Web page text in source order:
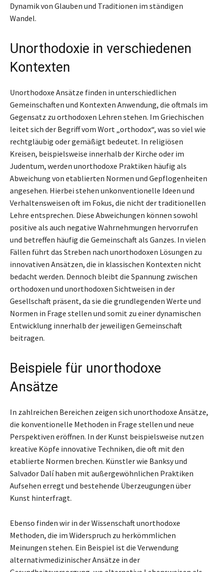
Dynamik von Glauben und Traditionen im ständigen
Wandel.
Unorthodoxie in verschiedenen
Kontexten
Unorthodoxe Ansätze finden in unterschiedlichen
Gemeinschaften und Kontexten Anwendung, die oftmals im
Gegensatz zu orthodoxen Lehren stehen. Im Griechischen
leitet sich der Begriff vom Wort „orthodox“, was so viel wie
rechtgläubig oder gemäßigt bedeutet. In religiösen
Kreisen, beispielsweise innerhalb der Kirche oder im
Judentum, werden unorthodoxe Praktiken häufig als
Abweichung von etablierten Normen und Gepflogenheiten
angesehen. Hierbei stehen unkonventionelle Ideen und
Verhaltensweisen oft im Fokus, die nicht der traditionellen
Lehre entsprechen. Diese Abweichungen können sowohl
positive als auch negative Wahrnehmungen hervorrufen
und betreffen häufig die Gemeinschaft als Ganzes. In vielen
Fällen führt das Streben nach unorthodoxen Lösungen zu
innovativen Ansätzen, die in klassischen Kontexten nicht
bedacht werden. Dennoch bleibt die Spannung zwischen
orthodoxen und unorthodoxen Sichtweisen in der
Gesellschaft präsent, da sie die grundlegenden Werte und
Normen in Frage stellen und somit zu einer dynamischen
Entwicklung innerhalb der jeweiligen Gemeinschaft
beitragen.
Beispiele für unorthodoxe
Ansätze
In zahlreichen Bereichen zeigen sich unorthodoxe Ansätze,
die konventionelle Methoden in Frage stellen und neue
Perspektiven eröffnen. In der Kunst beispielsweise nutzen
kreative Köpfe innovative Techniken, die oft mit den
etablierte Normen brechen. Künstler wie Banksy und
Salvador Dalí haben mit außergewöhnlichen Praktiken
Aufsehen erregt und bestehende Überzeugungen über
Kunst hinterfragt.
Ebenso finden wir in der Wissenschaft unorthodoxe
Methoden, die im Widerspruch zu herkömmlichen
Meinungen stehen. Ein Beispiel ist die Verwendung
alternativmedizinischer Ansätze in der